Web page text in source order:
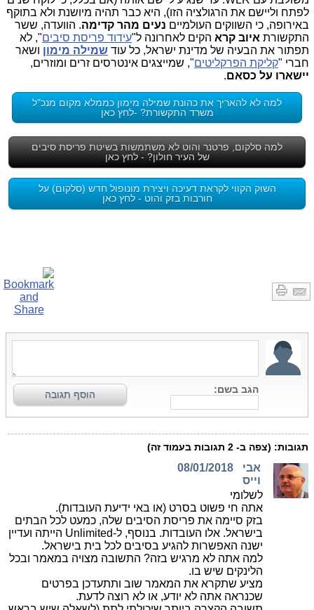
לפתח וליישם את הרגולציה הזו), היא כבר תהיה מיושנת ולא בתוקף
באירופה, כי השווקים העולמיים נעים מהר קדימה. הוועדה, ששר
התקשורת איוב קרא הקים לאחרונה ל"עידוד פריסת סיבים", לא
תפתור את הבעיה של מדינת ישראל, כל עוד שמילה מימון ושאר
חברי "קליקת הפרקליטים", שמייצגים אינטרסים זרים ומוזרים,
יישארו על כסאם.
למה לא להאריך את כהונת שמילה מימון כממלא מקום מנכ"ל
משרד התקשורת? -לחץ כאן
למה סלקום, פרטנר והוט לא משתמשות בשיטת פריסת סיבים
של העיר חולון? - לחץ כאן
השוק הקווי לקראת דעיכה ויצירת מונופול חדש (סלקום) על
חורבות בזק והוט - לחץ כאן